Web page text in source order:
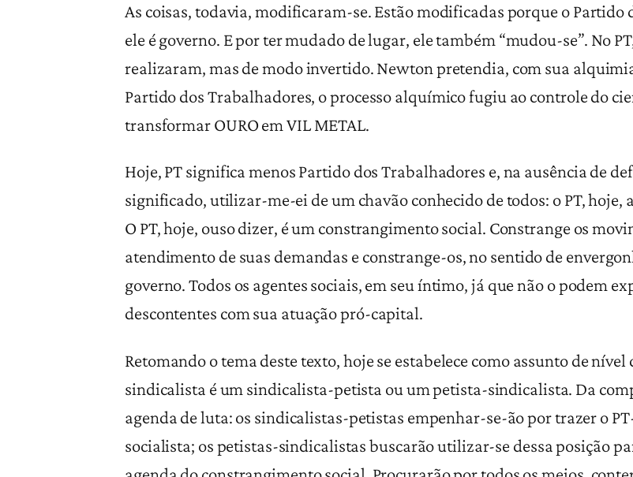
As coisas, todavia, modificaram-se. Estão modificadas porque o
ele é governo. E por ter mudado de lugar, ele também “mudou-se”. No
realizaram, mas de modo invertido. Newton pretendia, com sua
Partido dos Trabalhadores, o processo alquímico fugiu ao controle do
transformar OURO em VIL METAL.
Hoje, PT significa menos Partido dos Trabalhadores e, na ausência de
significado, utilizar-me-ei de um chavão conhecido de todos: o PT, hoje,
O PT, hoje, ouso dizer, é um constrangimento social. Constrange os
atendimento de suas demandas e constrange-os, no sentido de
governo. Todos os agentes sociais, em seu íntimo, já que não o podem
descontentes com sua atuação pró-capital.
Retomando o tema deste texto, hoje se estabelece como assunto de
sindicalista é um sindicalista-petista ou um petista-sindicalista. Da
agenda de luta: os sindicalistas-petistas empenhar-se-ão por trazer o
socialista; os petistas-sindicalistas buscarão utilizar-se dessa posição